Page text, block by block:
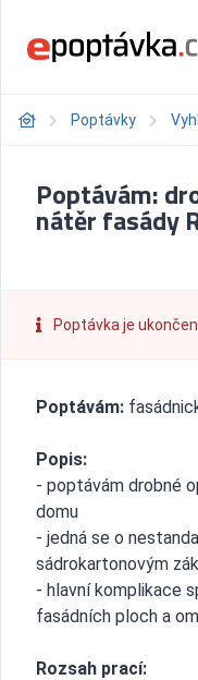
Poptávky
Poptávám:
nátěr fasády
Poptávka je
Poptávám:
Popis:
- poptávám drobné
domu
- jedná se o
sádrokartonovým
- hlavní komplikace
fasádních ploch a
Rozsah prací: